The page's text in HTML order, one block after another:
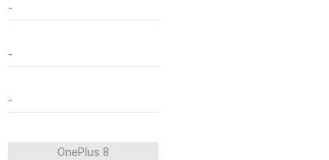
-
-
-
OnePlus 8